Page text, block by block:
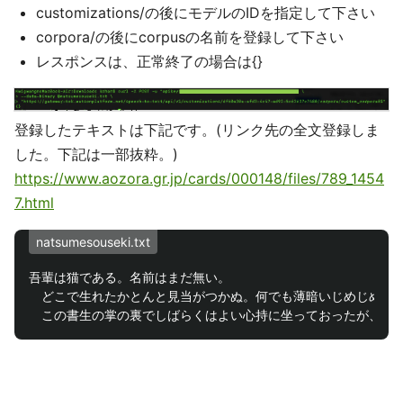
customizations/の後にモデルのIDを指定して下さい
corpora/の後にcorpusの名前を登録して下さい
レスポンスは、正常終了の場合は{}
登録したテキストは下記です。(リンク先の全文登録しま
した。下記は一部抜粋。)
https://www.aozora.gr.jp/cards/000148/files/789_1454
7.html
natsumesouseki.txt
吾輩は猫である。名前はまだ無い。
どこで生れたかとんと見当がつかぬ。何でも薄暗いじめじめし